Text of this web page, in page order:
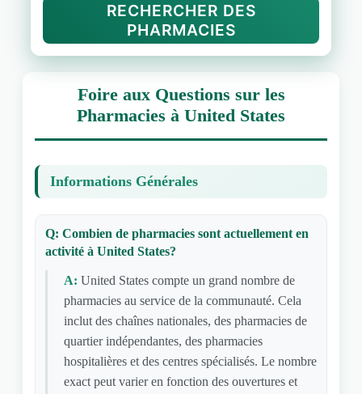
RECHERCHER DES
PHARMACIES
Foire aux Questions sur les
Pharmacies à United States
Informations Générales
Q: Combien de pharmacies sont actuellement en
activité à United States?
A: United States compte un grand nombre de
pharmacies au service de la communauté. Cela
inclut des chaînes nationales, des pharmacies de
quartier indépendantes, des pharmacies
hospitalières et des centres spécialisés. Le nombre
exact peut varier en fonction des ouvertures et